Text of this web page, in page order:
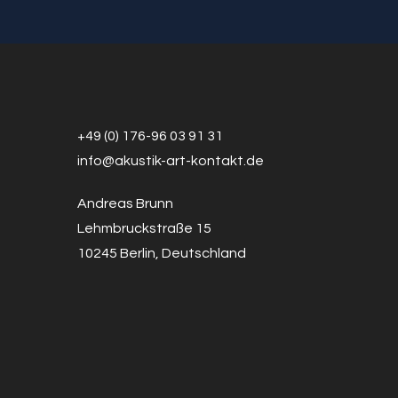
+49 (0) 176-96 03 91 31
info@akustik-art-kontakt.de
Andreas Brunn
Lehmbruckstraße 15
10245 Berlin, Deutschland